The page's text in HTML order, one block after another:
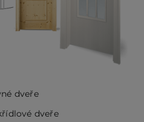
dveře
dveře